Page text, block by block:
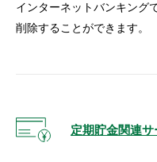
インターネットバンキング
削除することができます。
定期貯金関連サ